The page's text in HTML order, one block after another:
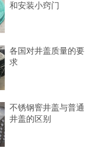
和安装小窍门
各国对井盖质量的要
求
不锈钢窨井盖与普通
井盖的区别